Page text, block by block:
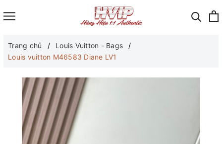
Trang chủ
Louis Vuitton - Bags
Louis vuitton M46583 Diane LV1